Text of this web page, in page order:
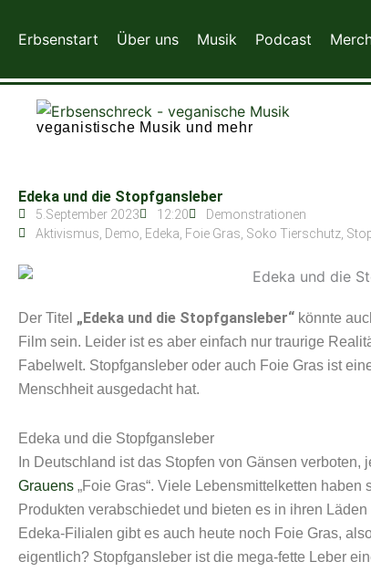
InhaltErbsenstart Über uns Musik Podcast
veganistische Musik und mehr
Edeka und die Stopfgansleber
5.September 2023 12:20
Demonstrationen
Aktivismus Demo Edeka Foie Gras Soko Tierschutz
Der Titel „Edeka und die Stopfgansleber“ könnte
Film sein. Leider ist es aber einfach nur traurige
Fabelwelt. Stopfgansleber oder auch Foie Gras ist
Menschheit ausgedacht hat.
Edeka und die Stopfgansleber
In Deutschland ist das Stopfen von Gänsen verboten,
Grauens „Foie Gras“. Viele Lebensmittelketten
Produkten verabschiedet und bieten es in ihren Läden
Edeka-Filialen gibt es auch heute noch Foie Gras,
eigentlich? Stopfgansleber ist die mega-fette Leber